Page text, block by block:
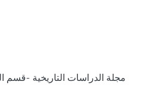
مجلة الدراسات التاريخية -قسم